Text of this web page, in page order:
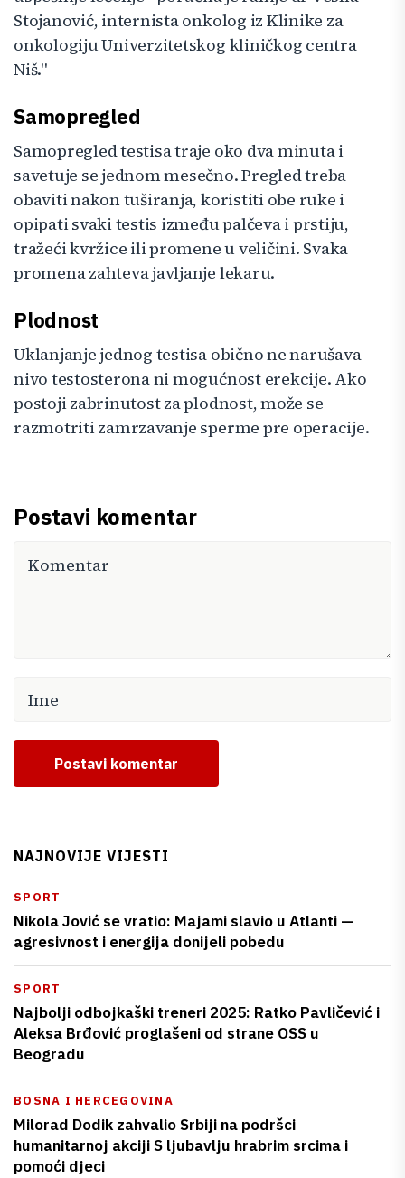
Stojanović, internista onkolog iz Klinike za
onkologiju Univerzitetskog kliničkog centra
Niš."
Samopregled
Samopregled testisa traje oko dva minuta i
savetuje se jednom mesečno. Pregled treba
obaviti nakon tuširanja, koristiti obe ruke i
opipati svaki testis između palčeva i prstiju,
tražeći kvržice ili promene u veličini. Svaka
promena zahteva javljanje lekaru.
Plodnost
Uklanjanje jednog testisa obično ne narušava
nivo testosterona ni mogućnost erekcije. Ako
postoji zabrinutost za plodnost, može se
razmotriti zamrzavanje sperme pre operacije.
Postavi komentar
Postavi komentar
NAJNOVIJE VIJESTI
SPORT
Nikola Jović se vratio: Majami slavio u Atlanti —
agresivnost i energija donijeli pobedu
SPORT
Najbolji odbojkaški treneri 2025: Ratko Pavličević i
Aleksa Brđović proglašeni od strane OSS u
Beogradu
BOSNA I HERCEGOVINA
Milorad Dodik zahvalio Srbiji na podršci
humanitarnoj akciji S ljubavlju hrabrim srcima i
pomoći djeci